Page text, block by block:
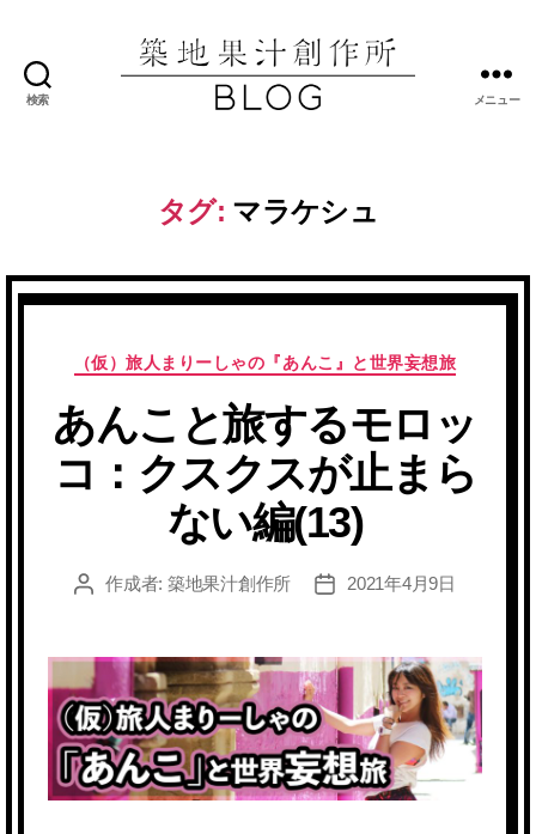
検索
汁
創
所
ブ
グ
メニュー
タグ: マラケシュ
カ
ゴ
リ
ー
（仮）旅人まりーしゃの『あんこ』と世界妄想旅
あんこと旅するモロッ
コ：クスクスが止まら
ない編(13)
投 作成者: 築地果汁創作所
投
2021年4月9日